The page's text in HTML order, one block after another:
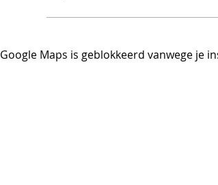
Google Maps is geblokkeerd vanwege je